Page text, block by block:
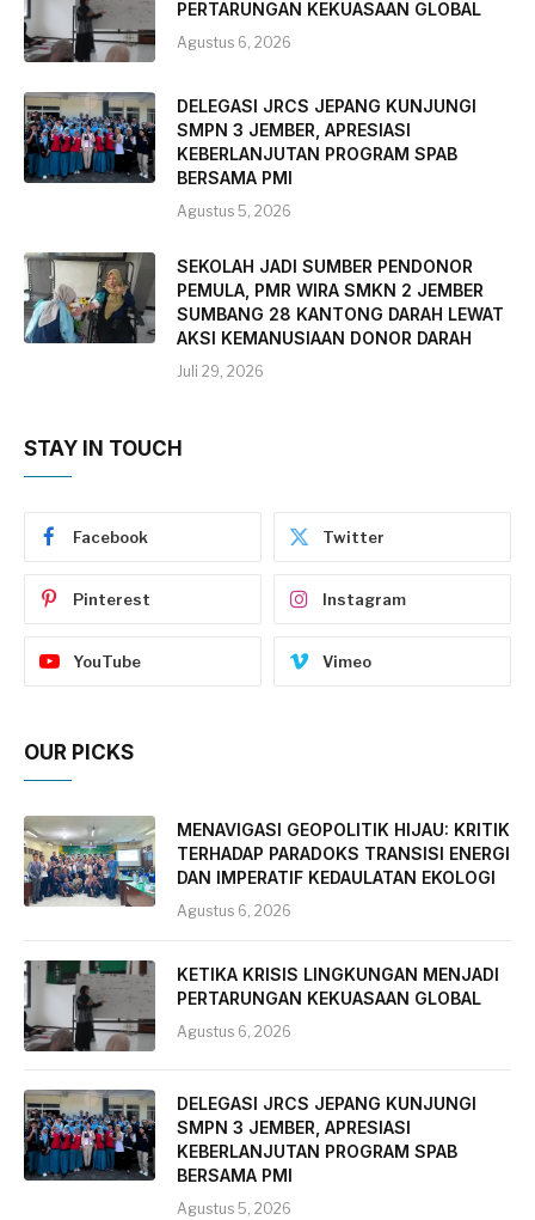
PERTARUNGAN KEKUASAAN GLOBAL
Agustus 6, 2026
DELEGASI JRCS JEPANG KUNJUNGI
SMPN 3 JEMBER, APRESIASI
KEBERLANJUTAN PROGRAM SPAB
BERSAMA PMI
Agustus 5, 2026
SEKOLAH JADI SUMBER PENDONOR
PEMULA, PMR WIRA SMKN 2 JEMBER
SUMBANG 28 KANTONG DARAH LEWAT
AKSI KEMANUSIAAN DONOR DARAH
Juli 29, 2026
STAY IN TOUCH
Facebook Twitter
Pinterest Instagram
YouTube Vimeo
OUR PICKS
MENAVIGASI GEOPOLITIK HIJAU: KRITIK
TERHADAP PARADOKS TRANSISI ENERGI
DAN IMPERATIF KEDAULATAN EKOLOGI
Agustus 6, 2026
KETIKA KRISIS LINGKUNGAN MENJADI
PERTARUNGAN KEKUASAAN GLOBAL
Agustus 6, 2026
DELEGASI JRCS JEPANG KUNJUNGI
SMPN 3 JEMBER, APRESIASI
KEBERLANJUTAN PROGRAM SPAB
BERSAMA PMI
Agustus 5, 2026